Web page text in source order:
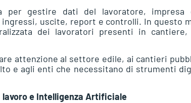
per gestire dati del lavoratore, impresa
uscite, report e controlli. In questo
dei lavoratori presenti in
attenzione al settore edile, ai cantieri
e agli enti che necessitano di strumenti
e Intelligenza Artificiale